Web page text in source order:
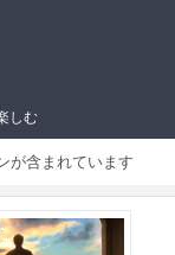
しむ
が含まれています